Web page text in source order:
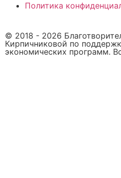
Политика
© 2018 - 2026
Кирпичниковой по
экономических программ.